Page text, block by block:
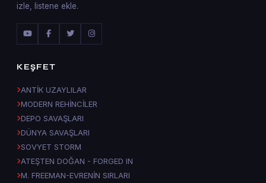
izle, listene ekle.
KEŞFET
ANTİK UZAYLILAR
MODERN REHİNCİLER
DEPO SAVAŞLARI
DÜNYA SAVAŞLARI
SOVYET STORM
ATEŞTEN DOĞAN - FORGED IN
M. FREEMAN-EVRENİN SIRLARI